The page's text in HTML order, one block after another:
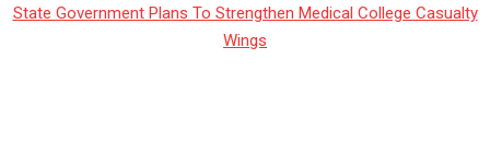
State Government Plans To Strengthen Medical College Casualty
Wings